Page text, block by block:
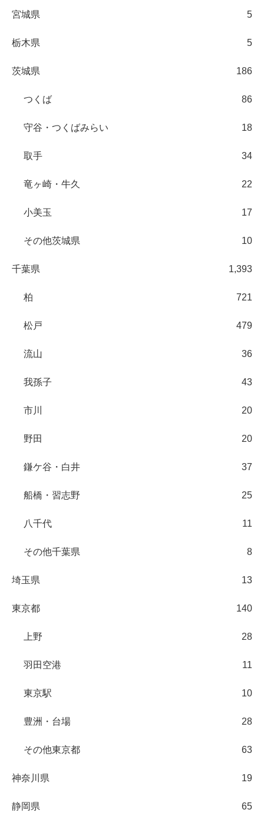
宮城県 5
栃木県 5
茨城県 186
つくば 86
守谷・つくばみらい 18
取手 34
竜ヶ崎・牛久 22
小美玉 17
その他茨城県 10
千葉県 1,393
柏 721
松戸 479
流山 36
我孫子 43
市川 20
野田 20
鎌ケ谷・白井 37
船橋・習志野 25
八千代 11
その他千葉県 8
埼玉県 13
東京都 140
上野 28
羽田空港 11
東京駅 10
豊洲・台場 28
その他東京都 63
神奈川県 19
静岡県 65